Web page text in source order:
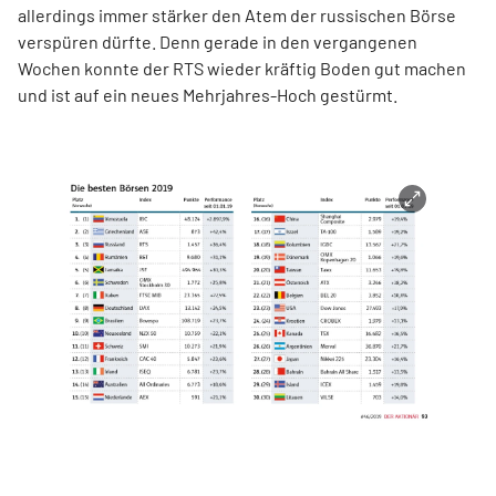
allerdings immer stärker den Atem der russischen Börse
verspüren dürfte. Denn gerade in den vergangenen
Wochen konnte der RTS wieder kräftig Boden gut machen
und ist auf ein neues Mehrjahres-Hoch gestürmt.